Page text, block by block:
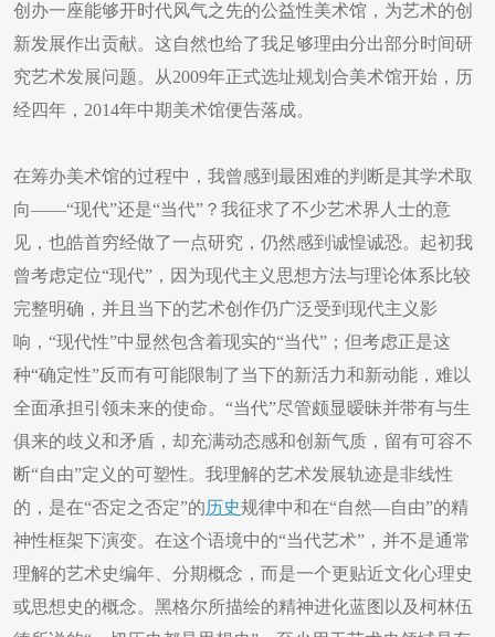
创办一座能够开时代风气之先的公益性美术馆，为艺术的创
新发展作出贡献。这自然也给了我足够理由分出部分时间研
究艺术发展问题。从2009年正式选址规划合美术馆开始，历
经四年，2014年中期美术馆便告落成。
在筹办美术馆的过程中，我曾感到最困难的判断是其学术取
向——“现代”还是“当代”？我征求了不少艺术界人士的意
见，也皓首穷经做了一点研究，仍然感到诚惶诚恐。起初我
曾考虑定位“现代”，因为现代主义思想方法与理论体系比较
完整明确，并且当下的艺术创作仍广泛受到现代主义影
响，“现代性”中显然包含着现实的“当代”；但考虑正是这
种“确定性”反而有可能限制了当下的新活力和新动能，难以
全面承担引领未来的使命。“当代”尽管颇显暧昧并带有与生
俱来的歧义和矛盾，却充满动态感和创新气质，留有可容不
断“自由”定义的可塑性。我理解的艺术发展轨迹是非线性
的，是在“否定之否定”的历史规律中和在“自然—自由”的精
神性框架下演变。在这个语境中的“当代艺术”，并不是通常
理解的艺术史编年、分期概念，而是一个更贴近文化心理史
或思想史的概念。黑格尔所描绘的精神进化蓝图以及柯林伍